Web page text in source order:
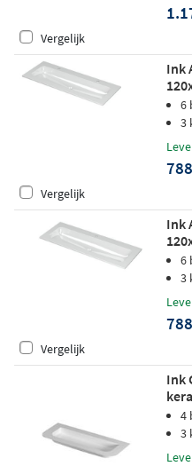
Vergelijk
Ink
6
3
Vergelijk
Ink
6
3
Vergelijk
Ink
4
3